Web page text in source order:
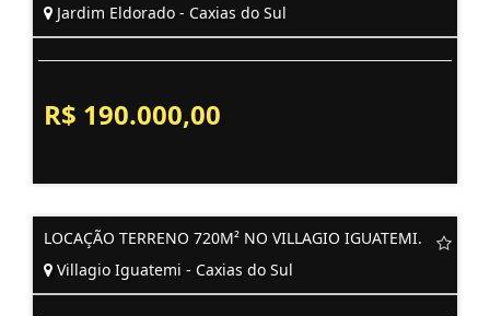
Jardim Eldorado - Caxias do Sul
R$ 190.000,00
LOCAÇÃO TERRENO 720M² NO VILLAGIO IGUATEMI.
Villagio Iguatemi - Caxias do Sul